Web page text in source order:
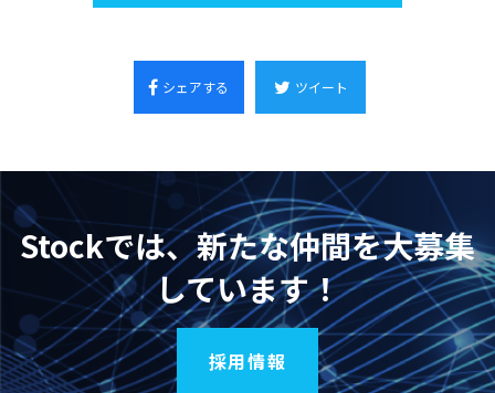
シェアする ツイート
Stockでは、新たな仲間を大募集
しています！
採用情報